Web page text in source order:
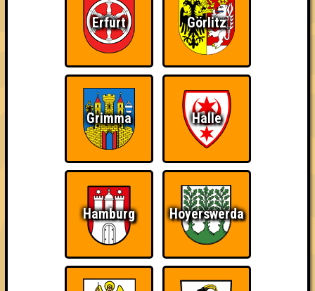
1. I Love Porno
16
11 40
2. Bräutinnen des Reanimators
13 8 36
3. Las Jägers
13 35
Erfurt Görlitz
Grimma Halle
Hamburg Hoyerswerda